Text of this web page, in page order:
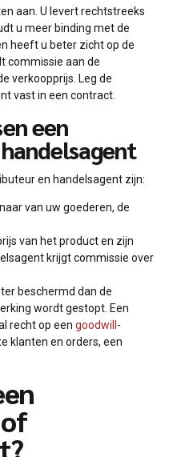
aan. U levert rechtstreeks
u meer binding met de
heeft u beter zicht op de
commissie aan de
verkoopprijs. Leg de
vast in een contract.
een
en handelsagent zijn:
van uw goederen, de
van het product en zijn
krijgt commissie over
beschermd dan de
wordt gestopt. Een
recht op een goodwill -
klanten en orders, een